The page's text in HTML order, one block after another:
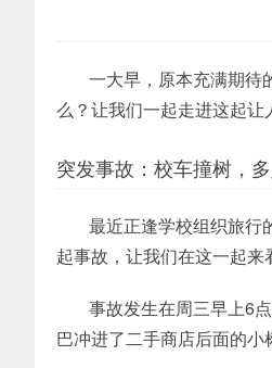
一大早，原本充满期待
么？让我们一起走进这起让
突发事故：校车撞树，
最近正逢学校组织旅行
起事故，让我们在这一起来
事故发生在周三早上6
巴冲进了二手商店后面的小